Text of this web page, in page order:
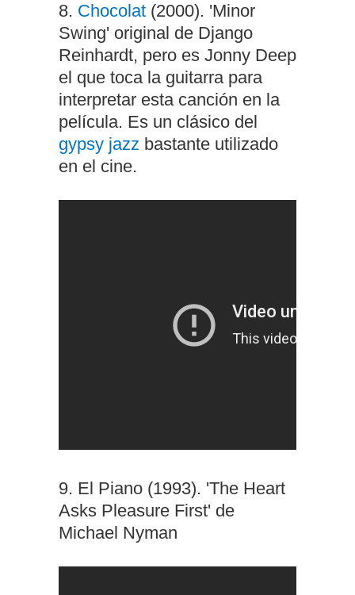
8. Chocolat (2000). 'Minor
Swing' original de Django
Reinhardt, pero es Jonny Deep
el que toca la guitarra para
interpretar esta canción en la
película. Es un clásico del
gypsy jazz bastante utilizado
en el cine.
9. El Piano (1993). 'The Heart
Asks Pleasure First' de
Michael Nyman